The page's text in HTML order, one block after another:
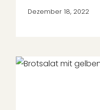
Dezember 18, 2022